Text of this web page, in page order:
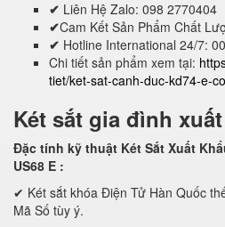
✔ Liên Hệ Zalo: 098 2770404
✔Cam Kết Sản Phẩm Chất
✔ Hotline International 24/7:
Chi tiết sản phẩm xem tại:
tiet/ket-sat-canh-duc-kd74-e-
Két sắt gia đình
Đặc tính kỹ thuật Két Sắt Xuất
US68 E :
✔ Két sắt khóa Điện Tử Hàn Quốc
Mã Số tùy ý.